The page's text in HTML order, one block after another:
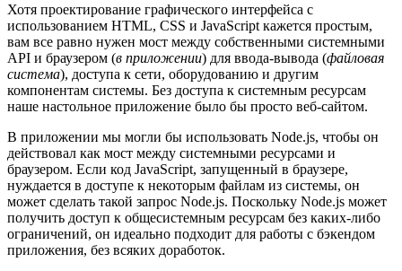
Хотя проектирование графического интерфейса с
использованием HTML, CSS и JavaScript кажется простым,
вам все равно нужен мост между собственными системными
API и браузером (в приложении) для ввода-вывода (файловая
система), доступа к сети, оборудованию и другим
компонентам системы. Без доступа к системным ресурсам
наше настольное приложение было бы просто веб-сайтом.
В приложении мы могли бы использовать Node.js, чтобы он
действовал как мост между системными ресурсами и
браузером. Если код JavaScript, запущенный в браузере,
нуждается в доступе к некоторым файлам из системы, он
может сделать такой запрос Node.js. Поскольку Node.js может
получить доступ к общесистемным ресурсам без каких-либо
ограничений, он идеально подходит для работы с бэкендом
приложения, без всяких доработок.